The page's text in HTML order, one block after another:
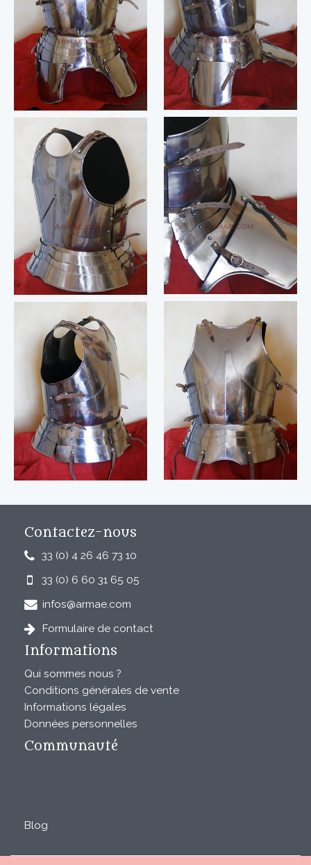
Contactez-nous
33 (0) 4 26 46 73 10
33 (0) 6 60 31 65 05
infos@armae.com
Formulaire de contact
Informations
Qui sommes nous ?
Conditions générales de vente
Informations légales
Données personnelles
Communauté
Blog